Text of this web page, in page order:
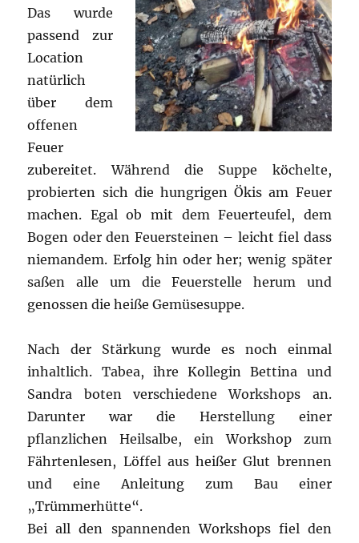
Das wurde
passend zur
Location
natürlich
über dem
offenen
Feuer
zubereitet. Während die Suppe köchelte,
probierten sich die hungrigen Ökis am Feuer
machen. Egal ob mit dem Feuerteufel, dem
Bogen oder den Feuersteinen – leicht fiel dass
niemandem. Erfolg hin oder her; wenig später
saßen alle um die Feuerstelle herum und
genossen die heiße Gemüsesuppe.
Nach der Stärkung wurde es noch einmal
inhaltlich. Tabea, ihre Kollegin Bettina und
Sandra boten verschiedene Workshops an.
Darunter war die Herstellung einer
pflanzlichen Heilsalbe, ein Workshop zum
Fährtenlesen, Löffel aus heißer Glut brennen
und eine Anleitung zum Bau einer
„Trümmerhütte“.
Bei all den spannenden Workshops fiel den